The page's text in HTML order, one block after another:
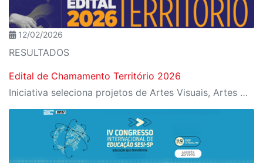
12/02/2026
RESULTADOS
Edital de Chamamento Território 2026
Iniciativa seleciona projetos de Artes Visuais, Artes Cênicas, Música e Difusão Literária para ocupação dos espaços culturais da instituição em diferentes regiões de São Paulo